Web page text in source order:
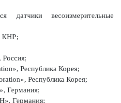
датчики весоизмерительные
КНР;
Республика Корея;
Республика Корея;
Германия;
Германия;